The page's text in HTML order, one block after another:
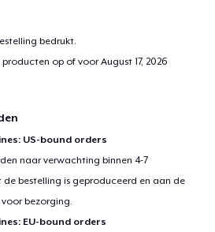
bedrukt.
producten op of voorAugust 17, 2026
US-bound orders
naar verwachting binnen 4-7
bestelling is geproduceerd en aan de
bezorging.
EU-bound orders